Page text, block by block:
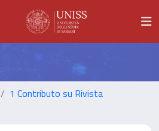
1 Contributo su Rivista